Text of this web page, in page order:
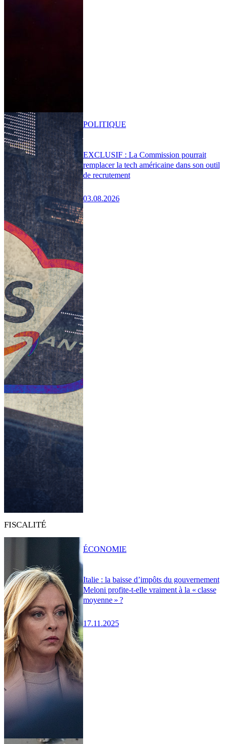
EXCLUSIF : La Commission pourrait
remplacer la tech américaine dans son outil
de recrutement
03.08.2026
POLITIQUE
FISCALITÉ
Italie : la baisse d’impôts du gouvernement
Meloni profite-t-elle vraiment à la « classe
moyenne » ?
17.11.2025
ÉCONOMIE